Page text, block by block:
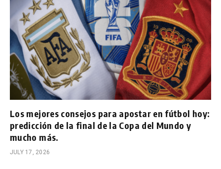
Los mejores consejos para apostar en fútbol hoy:
predicción de la final de la Copa del Mundo y
mucho más.
JULY 17, 2026